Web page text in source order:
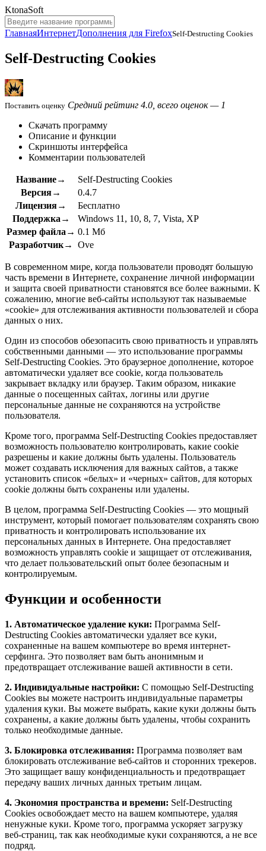
KtonaSoft
ГлавнаяИнтернетДополнения для FirefoxSelf-Destructing Cookies
Self-Destructing Cookies
Поставить оценку Средний рейтинг 4.0, всего оценок — 1
Скачать программу
Описание и функции
Скриншоты интерфейса
Комментарии пользователей
Название→
Self-Destructing Cookies
Версия→
0.4.7
Лицензия→
Бесплатно
Поддержка→
Windows 11, 10, 8, 7, Vista, XP
Размер файла→ 0.1 Мб
Разработчик→
Ove
В современном мире, когда пользователи проводят большую
часть времени в Интернете, сохранение личной информации
и защита своей приватности становятся все более важными. К
сожалению, многие веб-сайты используют так называемые
«cookie» для отслеживания активности пользователей и сбора
данных о них.
Один из способов обезопасить свою приватность и управлять
собственными данными — это использование программы
Self-Destructing Cookies. Это браузерное дополнение, которое
автоматически удаляет все cookie, когда пользователь
закрывает вкладку или браузер. Таким образом, никакие
данные о посещенных сайтах, логины или другие
персональные данные не сохраняются на устройстве
пользователя.
Кроме того, программа Self-Destructing Cookies предоставляет
возможность пользователю контролировать, какие cookie
разрешены и какие должны быть удалены. Пользователь
может создавать исключения для важных сайтов, а также
установить список «белых» и «черных» сайтов, для которых
cookie должны быть сохранены или удалены.
В целом, программа Self-Destructing Cookies — это мощный
инструмент, который помогает пользователям сохранять свою
приватность и контролировать использование их
персональных данных в Интернете. Она предоставляет
возможность управлять cookie и защищает от отслеживания,
что делает пользовательский опыт более безопасным и
контролируемым.
Функции и особенности
1. Автоматическое удаление куки: Программа Self-
Destructing Cookies автоматически удаляет все куки,
сохраненные на вашем компьютере во время интернет-
серфинга. Это позволяет вам быть анонимным и
предотвращает отслеживание вашей активности в сети.
2. Индивидуальные настройки: С помощью Self-Destructing
Cookies вы можете настроить индивидуальные параметры
удаления куки. Вы можете выбрать, какие куки должны быть
сохранены, а какие должны быть удалены, чтобы сохранить
только необходимые данные.
3. Блокировка отслеживания: Программа позволяет вам
блокировать отслеживание веб-сайтов и сторонних трекеров.
Это защищает вашу конфиденциальность и предотвращает
передачу ваших личных данных третьим лицам.
4. Экономия пространства и времени: Self-Destructing
Cookies освобождает место на вашем компьютере, удаляя
ненужные куки. Кроме того, программа ускоряет загрузку
веб-страниц, так как необходимые куки сохраняются, а не все
подряд.